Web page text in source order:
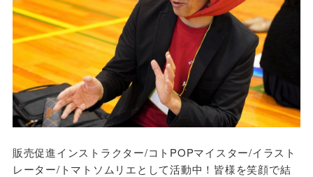
販売促進インストラクター/コトPOPマイスター/イラスト
レーター/トマトソムリエとして活動中！皆様を笑顔で結